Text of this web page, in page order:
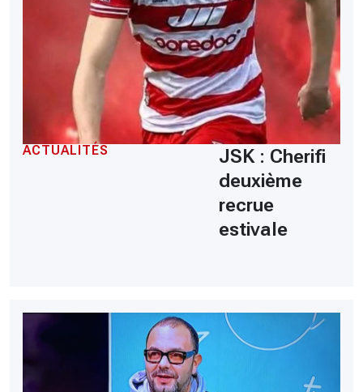
ACTUALITÉS
JSK : Cherifi
deuxième
recrue
estivale